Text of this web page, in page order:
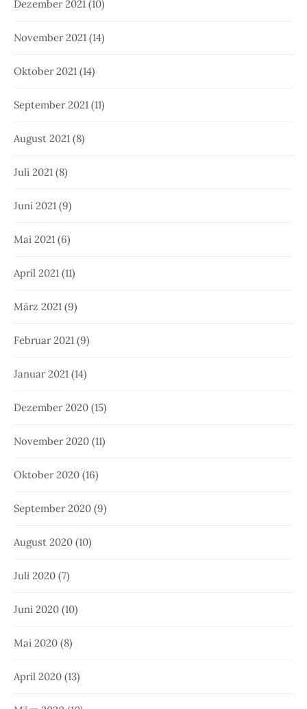
Dezember 2021 (10)
November 2021 (14)
Oktober 2021 (14)
September 2021 (11)
August 2021 (8)
Juli 2021 (8)
Juni 2021 (9)
Mai 2021 (6)
April 2021 (11)
März 2021 (9)
Februar 2021 (9)
Januar 2021 (14)
Dezember 2020 (15)
November 2020 (11)
Oktober 2020 (16)
September 2020 (9)
August 2020 (10)
Juli 2020 (7)
Juni 2020 (10)
Mai 2020 (8)
April 2020 (13)